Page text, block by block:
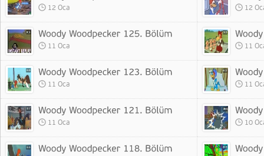
12 Oca 12
11 Oca 11
11 Oca 11
11 Oca 10